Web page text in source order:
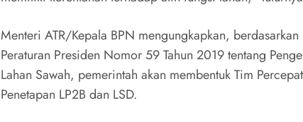
Menteri ATR/Kepala BPN mengungkapkan,
Peraturan Presiden Nomor 59 Tahun 2019 tentang
Lahan Sawah, pemerintah akan membentuk Tim
Penetapan LP2B dan LSD.